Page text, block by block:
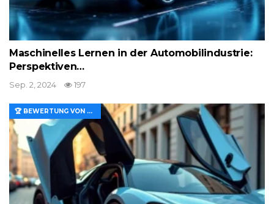
Maschinelles Lernen in der Automobilindustrie:
Perspektiven…
Sep. 2, 2024 197
🏆 BEWERTUNG VON MERKMALEN UND WERT